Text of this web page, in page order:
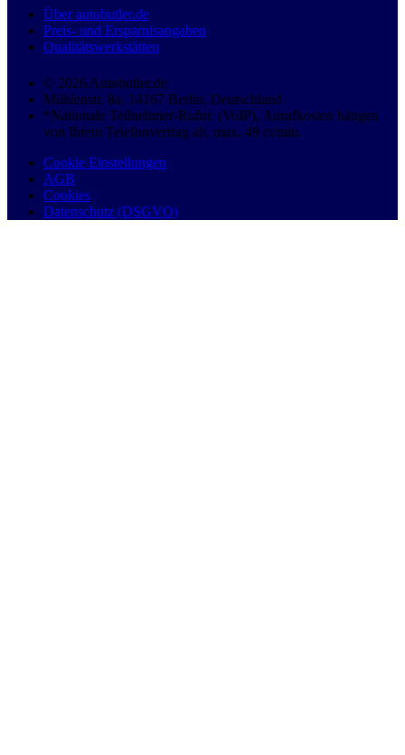
Über autobutler.de
Preis- und Ersparnisangaben
Qualitätswerkstätten
© 2026 Autobutler.de
Mühlenstr. 8a, 14167 Berlin, Deutschland
*Nationale Teilnehmer-Rufnr. (VoIP), Anrufkosten hängen
von Ihrem Telefonvertrag ab, max. 49 ct/min.
Cookie Einstellungen
AGB
Cookies
Datenschutz (DSGVO)